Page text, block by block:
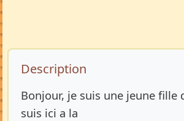
Description de
Description
Bonjour, je suis une jeune fille
suis ici a la